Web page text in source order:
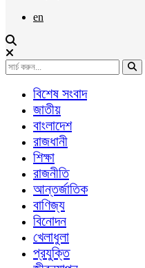
en
বিশেষ সংবাদ
জাতীয়
বাংলাদেশ
রাজধানী
শিক্ষা
রাজনীতি
আন্তর্জাতিক
বাণিজ্য
বিনোদন
খেলাধুলা
প্রযুক্তি